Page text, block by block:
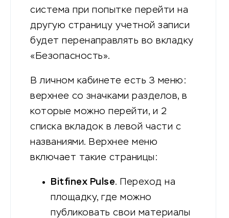
система при попытке перейти на
другую страницу учетной записи
будет перенаправлять во вкладку
«Безопасность».
В личном кабинете есть 3 меню:
верхнее со значками разделов, в
которые можно перейти, и 2
списка вкладок в левой части с
названиями. Верхнее меню
включает такие страницы:
Bitfinex Pulse. Переход на
площадку, где можно
публиковать свои материалы